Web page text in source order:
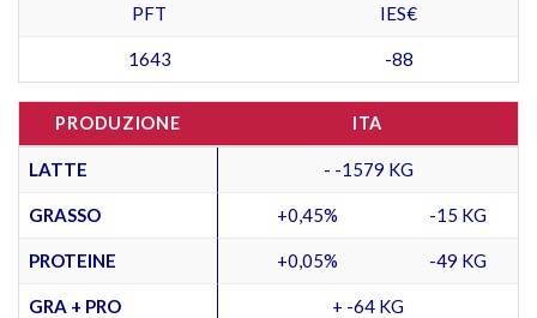
PFT IES€
1643 -88
PRODUZIONE ITA
LATTE - -1579 KG
GRASSO +0,45% -15 KG
PROTEINE +0,05% -49 KG
GRA + PRO + -64 KG